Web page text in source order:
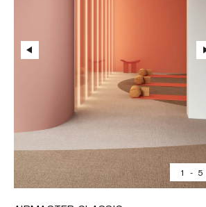
1 - 5